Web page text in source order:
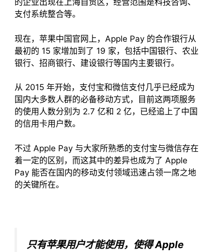
的企业出现在上海自贸区，经营范围是科技咨询、
支付系统整合等。
现在，苹果中国官网上，Apple Pay 的合作银行从
最初的 15 家增加到了 19 家，包括中国银行、农业
银行、招商银行、建设银行等国内主要银行。
从 2015 年开始，支付宝和微信支付几乎已经成为
国内大多数人群的必备移动方式，目前这两项服务
的使用人数分别为 2.7 亿和 2 亿，已经追上了中国
的信用卡用户数。
不过 Apple Pay 与大家所熟悉的支付宝与微信存在
着一定的区别，而这其中的差异也成为了 Apple
Pay 能否在国内的移动支付领域迅速占领一席之地
的关键所在。
只有苹果用户才能使用，使得 Apple